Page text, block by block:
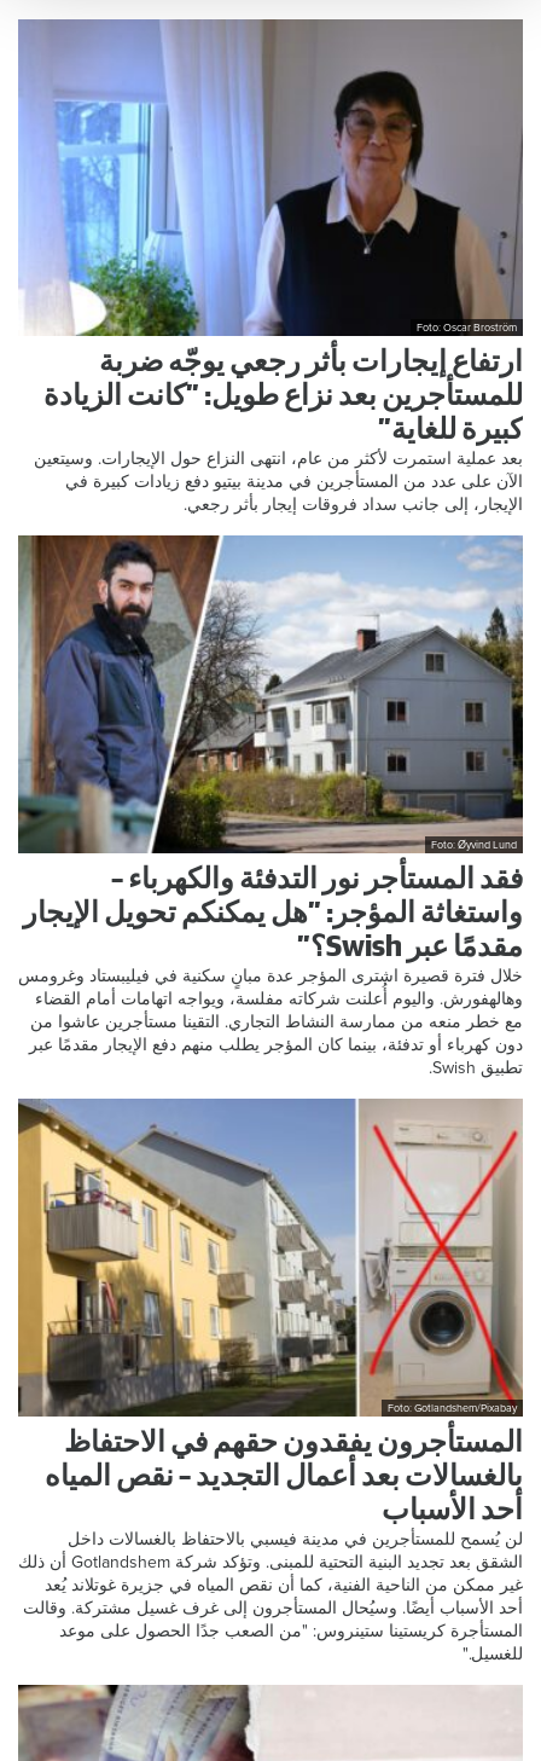
Foto: Oscar Broström
ارتفاع إيجارات بأثر رجعي يوجّه ضربة
للمستأجرين بعد نزاع طويل: ”كانت الزيادة
كبيرة للغاية”
بعد عملية استمرت لأكثر من عام، انتهى النزاع حول الإيجارات. وسيتعين
الآن على عدد من المستأجرين في مدينة بيتيو دفع زيادات كبيرة في
الإيجار، إلى جانب سداد فروقات إيجار بأثر رجعي.
Foto: Øyvind Lund
فقد المستأجر نور التدفئة والكهرباء –
واستغاثة المؤجر: ”هل يمكنكم تحويل الإيجار
مقدمًا عبر Swish؟”
خلال فترة قصيرة اشترى المؤجر عدة مبانٍ سكنية في فيليبستاد وغرومس
وهالهفورش. واليوم أُعلنت شركاته مفلسة، ويواجه اتهامات أمام القضاء
مع خطر منعه من ممارسة النشاط التجاري. التقينا مستأجرين عاشوا من
دون كهرباء أو تدفئة، بينما كان المؤجر يطلب منهم دفع الإيجار مقدمًا عبر
تطبيق Swish.
Foto: Gotlandshem/Pixabay
المستأجرون يفقدون حقهم في الاحتفاظ
بالغسالات بعد أعمال التجديد – نقص المياه
أحد الأسباب
لن يُسمح للمستأجرين في مدينة فيسبي بالاحتفاظ بالغسالات داخل
الشقق بعد تجديد البنية التحتية للمبنى. وتؤكد شركة Gotlandshem أن ذلك
غير ممكن من الناحية الفنية، كما أن نقص المياه في جزيرة غوتلاند يُعد
أحد الأسباب أيضًا. وسيُحال المستأجرون إلى غرف غسيل مشتركة. وقالت
المستأجرة كريستينا ستينروس: "من الصعب جدًا الحصول على موعد
للغسيل."